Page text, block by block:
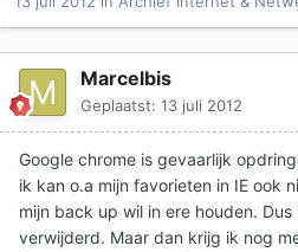
Marcelbis
Geplaatst: 13 juli 2012
Google chrome is gevaarlijk
ik kan o.a mijn favorieten in IE ook
mijn back up wil in ere houden.
verwijderd. Maar dan krijg ik nog